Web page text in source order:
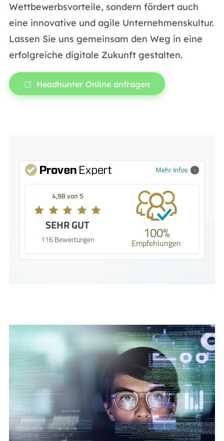
Wettbewerbsvorteile, sondern fördert auch
eine innovative und agile Unternehmenskultur.
Lassen Sie uns gemeinsam den Weg in eine
erfolgreiche digitale Zukunft gestalten.
Headhunter Online anfragen
Mehr Infos
4,98 von 5
SEHR GUT
116 Bewertungen 100%
Empfehlungen